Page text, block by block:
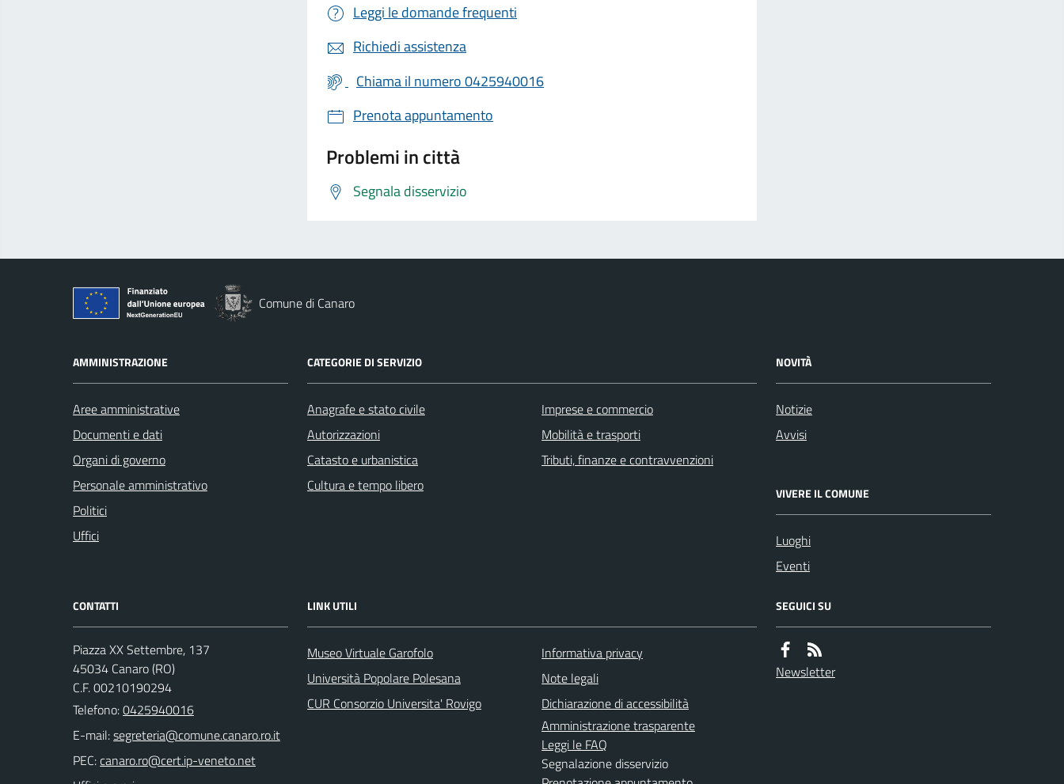
Leggi le domande frequenti
Richiedi assistenza
Chiama il numero 0425940016
Prenota appuntamento
Problemi in città
Segnala disservizio
Comune di Canaro
AMMINISTRAZIONE
Aree amministrative
Documenti e dati
Organi di governo
Personale amministrativo
Politici
Uffici
CATEGORIE DI SERVIZIO
Anagrafe e stato civile
Autorizzazioni
Catasto e urbanistica
Cultura e tempo libero
Imprese e commercio
Mobilità e trasporti
Tributi, finanze e contravvenzioni
NOVITÀ
Notizie
Avvisi
VIVERE IL COMUNE
Luoghi
Eventi
CONTATTI
Piazza XX Settembre, 137
45034 Canaro (RO)
C.F. 00210190294
Telefono:0425940016
E-mail:
PEC:
LINK UTILI
Museo Virtuale Garofolo
Università Popolare Polesana
CUR Consorzio Universita' Rovigo
Informativa privacy
Note legali
Dichiarazione di accessibilità
Amministrazione trasparente
Leggi le FAQ
Segnalazione disservizio
SEGUICI SU
Newsletter